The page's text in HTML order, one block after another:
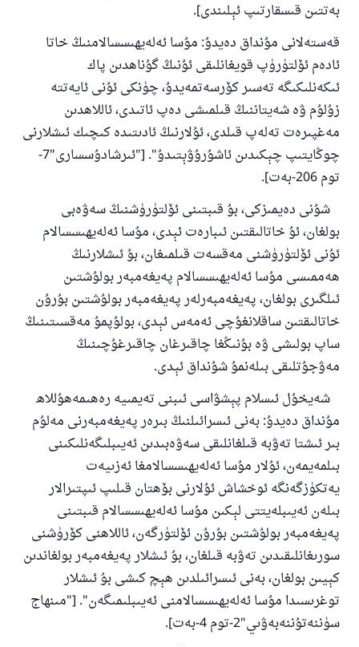
بەتتىن قىسقارتىپ ئېلىندى].
قەستەلانى مۇنداق دەيدۇ: مۇسا ئەلەيھىسسالامنىڭ خاتا
ئادەم ئۆلتۈرۈپ قويغانلىقى ئۇنىڭ گۇناھدىن پاك
ئىكەنلىكىگە تەسىر كۆرسەتمەيدۇ، چۈنكى ئۇنى ئايەتتە
زۇلۇم ۋە شەيتاننىڭ قىلمىشى دەپ ئاتىدى، ئاللاھدىن
مەغپىرەت تەلەپ قىلدى، ئۇلارنىڭ ئادىتىدە كىچىك ئىشلارنى
چوڭايتىپ چېكىدىن ئاشۇرۇۋېتىدۇ". ["ئىرشادۇسسارى"7-
توم 206-بەت].
شۇنى دەيمىزكى، بۇ قىبتىنى ئۆلتۈرۈشنىڭ سەۋەبى
بولغان، ئۇ خاتالىقتىن ئىبارەت ئېدى، مۇسا ئەلەيھىسسالام
ئۇنى ئۆلتۈرۈشنى مەقسەت قىلمىغان، بۇ ئىشلارنىڭ
ھەممىسى مۇسا ئەلەيھىسسالام پەيغەمبەر بولۇشتىن
ئىلگىرى بولغان، پەيغەمبەرلەر پەيغەمبەر بولۇشتىن بۇرۇن
خاتالىقتىن ساقلانغۇچى ئەمەس ئېدى، بولۇپمۇ مەقسىتىنىڭ
ساپ بولىشى ۋە بۇنىڭغا چاقىرغان چاقىرغۇچىنىڭ
مەۋجۇتلىقى بىلەنمۇ شۇنداق ئېدى.
شەيخۇل ئىسلام پېشۋاسى ئىبنى تەيمىيە رەھىمەھۇللاھ
مۇنداق دەيدۇ: بەنى ئىسرائىلنىڭ بىرەر پەيغەمبەرنى مەلۇم
بىر ئىشتا تەۋبە قىلغانلىقى سەۋەبىدىن ئەيىبلىگەنلىكىنى
بىلمەيمەن، ئۇلار مۇسا ئەلەيھىسسالامغا ئەزىيەت
يەتكۈزگەنگە ئوخشاش ئۇلارنى بۆھتان قىلىپ ئىپتىرالار
بىلەن ئەيىبلەيتتى لېكىن مۇسا ئەلەيھىسسالام قىبتىنى
پەيغەمبەر بولۇشتىن بۇرۇن ئۆلتۈرگەن، ئاللاھنى كۆرۈشنى
سورىغانلىقىدىن تەۋبە قىلغان، بۇ ئىشلار پەيغەمبەر بولغاندىن
كېيىن بولغان، بەنى ئىسرائىلدىن ھېچ كىشى بۇ ئىشلار
توغرىسىدا مۇسا ئەلەيھىسسالامنى ئەيىبلىمىگەن". ["مىنھاج
سۈننەتۇننەبەۋىي"2-توم 4-بەت].